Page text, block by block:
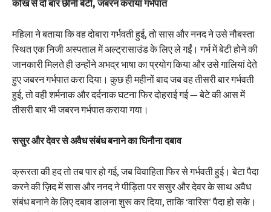
कोख से दो बार छीनी बेटी, जबरन कराया गर्भपात
महिला ने बताया कि वह दोबारा गर्भवती हुई, तो सास और ननद ने उसे नौबस्ता
स्थित एक निजी अस्पताल में अल्ट्रासाउंड के लिए ले गईं। गर्भ में बेटी होने की
जानकारी मिलते ही उन्होंने अभद्र भाषा का प्रयोग किया और उसे गालियां देते
हुए जबरन गर्भपात करा दिया। कुछ ही महीनों बाद जब वह तीसरी बार गर्भवती
हुई, तो वही शर्मनाक और दर्दनाक घटना फिर दोहराई गई — बेटे की आस में
तीसरी बार भी जबरन गर्भपात कराया गया।
ससुर और देवर से अवैध संबंध बनाने का घिनौना दबाव
क्रूरता की हद तो तब पार हो गई, जब विवाहिता फिर से गर्भवती हुई। बेटा पैदा
करने की ज़िद में सास और ननद ने पीड़िता पर ससुर और देवर के साथ अवैध
संबंध बनाने के लिए दबाव डालना शुरू कर दिया, ताकि ‘वारिस’ पैदा हो सके।